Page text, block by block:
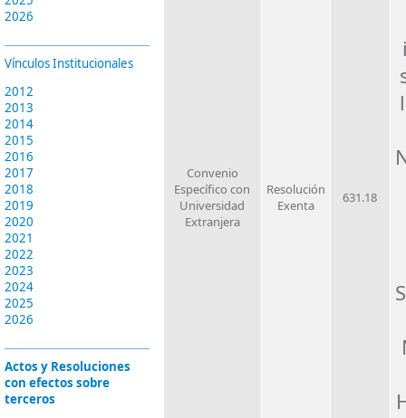
2026
Vínculos Institucionales
2012
2013
2014
2015
2016
2017
2018
2019
2020
2021
2022
2023
2024
2025
2026
Actos y Resoluciones
con efectos sobre
terceros
Convenio
Específico con
Universidad
Extranjera
Resolución
Exenta
631.18